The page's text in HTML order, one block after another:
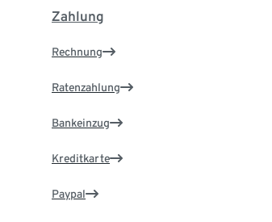
Zahlung
Rechnung
Ratenzahlung
Bankeinzug
Kreditkarte
Paypal